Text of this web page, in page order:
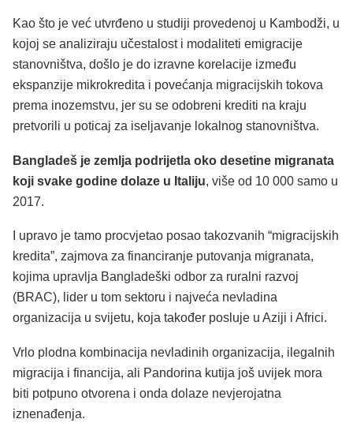
Kao što je već utvrđeno u studiji provedenoj u Kambodži, u
kojoj se analiziraju učestalost i modaliteti emigracije
stanovništva, došlo je do izravne korelacije između
ekspanzije mikrokredita i povećanja migracijskih tokova
prema inozemstvu, jer su se odobreni krediti na kraju
pretvorili u poticaj za iseljavanje lokalnog stanovništva.
Bangladeš je zemlja podrijetla oko desetine migranata
koji svake godine dolaze u Italiju, više od 10 000 samo u
2017.
I upravo je tamo procvjetao posao takozvanih “migracijskih
kredita”, zajmova za financiranje putovanja migranata,
kojima upravlja Bangladeški odbor za ruralni razvoj
(BRAC), lider u tom sektoru i najveća nevladina
organizacija u svijetu, koja također posluje u Aziji i Africi.
Vrlo plodna kombinacija nevladinih organizacija, ilegalnih
migracija i financija, ali Pandorina kutija još uvijek mora
biti potpuno otvorena i onda dolaze nevjerojatna
iznenađenja.